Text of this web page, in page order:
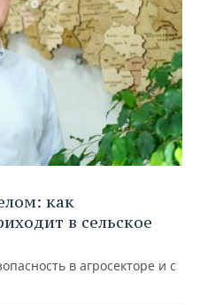
как
в сельское
в агросекторе и с